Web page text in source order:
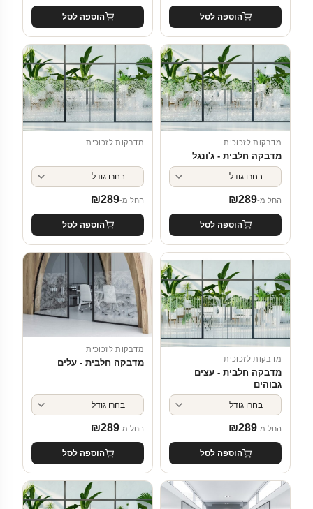
הוספה לסל הוספה לסל
מדבקות לזכוכית
מדבקה חלבית - ג'ונגל
החל מ- ₪289
הוספה לסל
מדבקות לזכוכית
החל מ- ₪289
הוספה לסל
מדבקות לזכוכית
מדבקה חלבית - עצים
גבוהים
החל מ- ₪289
הוספה לסל
מדבקות לזכוכית
מדבקה חלבית - עלים
החל מ- ₪289
הוספה לסל